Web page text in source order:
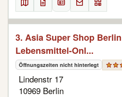
3. Asia Super Shop
Lebensmittel-Onl...
Öffnungszeiten nicht hinterlegt
Lindenstr 17
10969 Berlin